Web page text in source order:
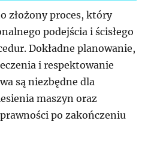
złożony proces, który
podejścia i ścisłego
Dokładne planowanie,
i respektowanie
są niezbędne dla
maszyn oraz
po zakończeniu